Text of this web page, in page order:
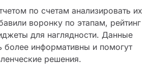
по счетам анализировать их
воронку по этапам, рейтинг
для наглядности. Данные
более информативны и помогут
решения.